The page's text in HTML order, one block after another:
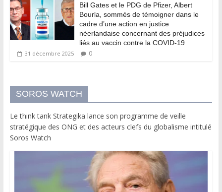
Bill Gates et le PDG de Pfizer, Albert
Bourla, sommés de témoigner dans le
cadre d’une action en justice
néerlandaise concernant des préjudices
liés au vaccin contre la COVID-19
31 décembre 2025 0
SOROS WATCH
Le think tank Strategika lance son programme de veille
stratégique des ONG et des acteurs clefs du globalisme intitulé
Soros Watch